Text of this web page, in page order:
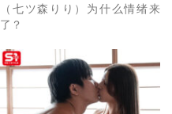
（七ツ森りり）为什么情绪来
了？